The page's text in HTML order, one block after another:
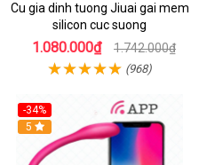
Cu gia dinh tuong Jiuai gai mem
silicon cuc suong
1.080.000₫ 1.742.000₫
(968)
-34%
5